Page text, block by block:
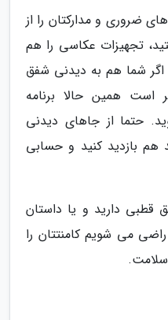
ضروری و مدارکتان را از
تجهیزات عکاسی را هم
اگر شما هم به دیدنی شفق
است همین حالا برنامه
حتما از جاهای دیدنی
بازدید کنید و حسابی
قطبی دارید و یا داستان
می شویم کامنتتان را
سلامت.